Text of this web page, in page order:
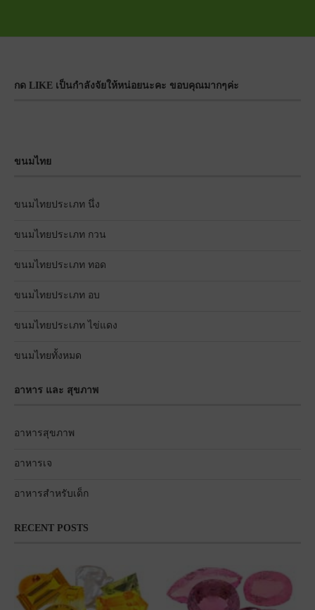
กด LIKE เป็นกำลังจัยให้หน่อยนะคะ ขอบคุณมากๆค่ะ
ขนมไทย
ขนมไทยประเภท นึ่ง
ขนมไทยประเภท กวน
ขนมไทยประเภท ทอด
ขนมไทยประเภท อบ
ขนมไทยประเภท ไข่แดง
ขนมไทยทั้งหมด
อาหาร และ สุขภาพ
อาหารสุขภาพ
อาหารเจ
อาหารสำหรับเด็ก
RECENT POSTS